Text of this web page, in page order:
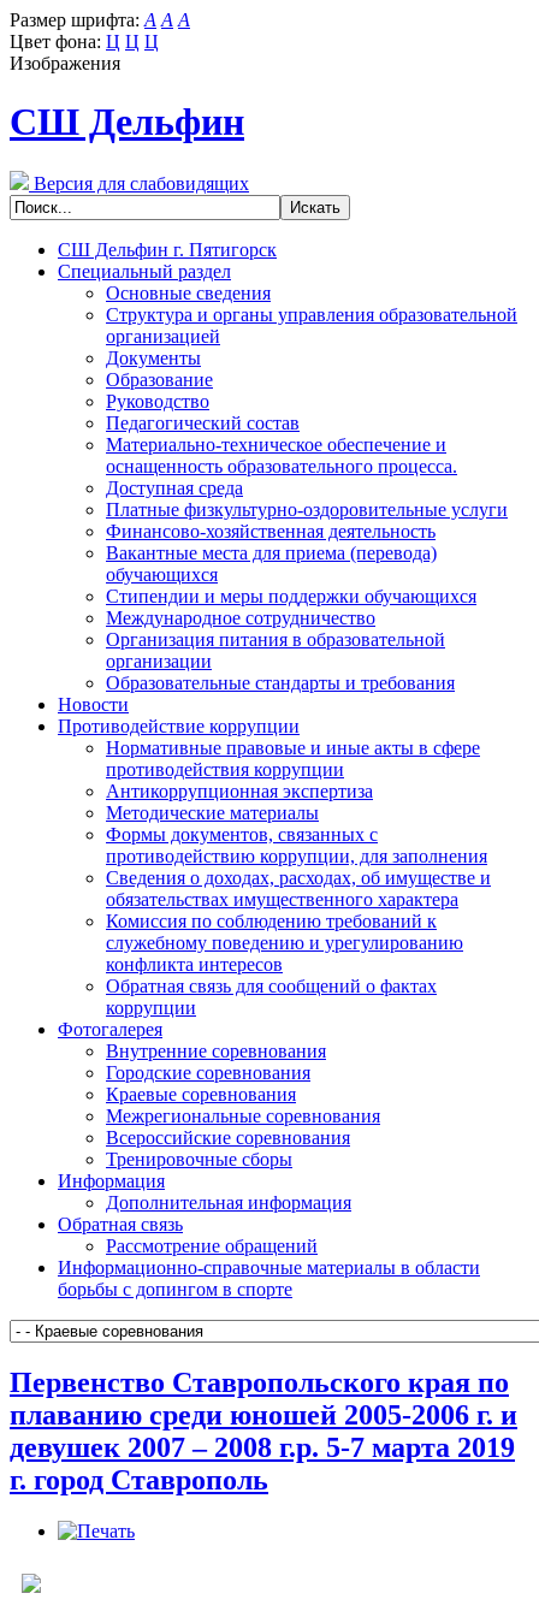
Размер шрифта: A A A
Цвет фона: Ц Ц Ц
Изображения
СШ Дельфин
Версия для слабовидящих
СШ Дельфин г. Пятигорск
Специальный раздел
Основные сведения
Структура и органы управления образовательной
организацией
Документы
Образование
Руководство
Педагогический состав
Материально-техническое обеспечение и
оснащенность образовательного процесса.
Доступная среда
Платные физкультурно-оздоровительные услуги
Финансово-хозяйственная деятельность
Вакантные места для приема (перевода)
обучающихся
Стипендии и меры поддержки обучающихся
Международное сотрудничество
Организация питания в образовательной
организации
Образовательные стандарты и требования
Новости
Противодействие коррупции
Нормативные правовые и иные акты в сфере
противодействия коррупции
Антикоррупционная экспертиза
Методические материалы
Формы документов, связанных с
противодействию коррупции, для заполнения
Сведения о доходах, расходах, об имуществе и
обязательствах имущественного характера
Комиссия по соблюдению требований к
служебному поведению и урегулированию
конфликта интересов
Обратная связь для сообщений о фактах
коррупции
Фотогалерея
Внутренние соревнования
Городские соревнования
Краевые соревнования
Межрегиональные соревнования
Всероссийские соревнования
Тренировочные сборы
Информация
Дополнительная информация
Обратная связь
Рассмотрение обращений
Информационно-справочные материалы в области
борьбы с допингом в спорте
Первенство Ставропольского края по
плаванию среди юношей 2005-2006 г. и
девушек 2007 – 2008 г.р. 5-7 марта 2019
г. город Ставрополь